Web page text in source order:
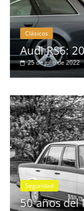
Clásicos
Audi RS6:
25 de julio de 2022
Seguridad
50 años del